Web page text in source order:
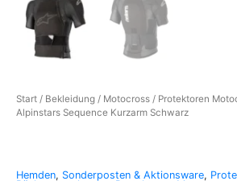
Start / Bekleidung / Motocross / Protektoren
Alpinstars Sequence Kurzarm Schwarz
Hemden, Sonderposten & Aktionsware,